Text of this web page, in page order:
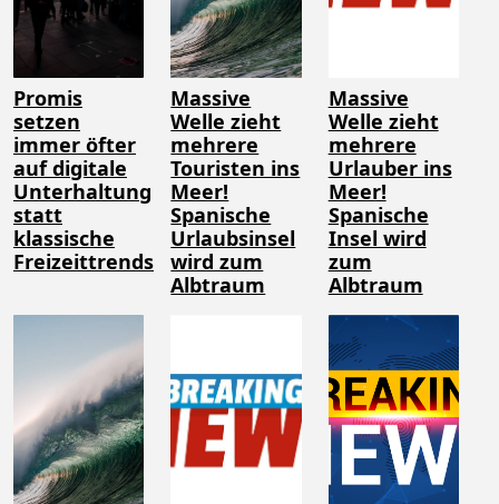
Promis
setzen
immer öfter
auf digitale
Unterhaltung
statt
klassische
Freizeittrends
Massive
Welle zieht
mehrere
Touristen ins
Meer!
Spanische
Urlaubsinsel
wird zum
Albtraum
Massive
Welle zieht
mehrere
Urlauber ins
Meer!
Spanische
Insel wird
zum
Albtraum